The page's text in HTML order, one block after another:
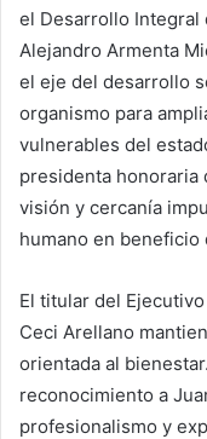
el Desarrollo Integral
Alejandro Armenta
el eje del desarrollo
organismo para
vulnerables del
presidenta honoraria
visión y cercanía
humano en beneficio
El titular del
Ceci Arellano
orientada al
reconocimiento a
profesionalismo y